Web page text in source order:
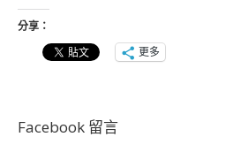
分享：
更多
Facebook 留言